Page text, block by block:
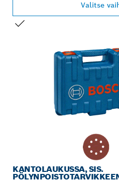
Valitse
KANTOLAUKUSSA, SIS.